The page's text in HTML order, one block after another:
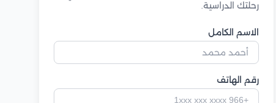
رحلتك الدراسية.
الاسم الكامل
رقم الهاتف